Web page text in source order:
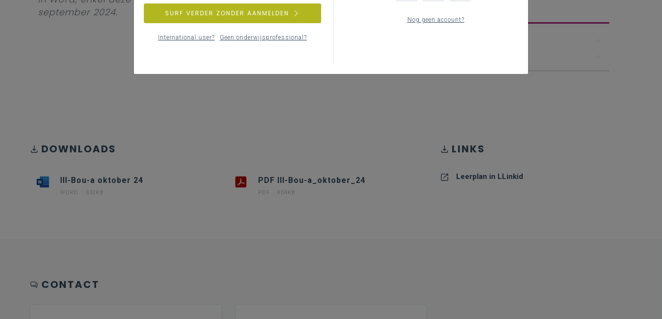
september 2024.
DOWNLOADS
III-Bou-a oktober 24
WORD 332KB
PDF III-Bou-a_oktober_24
PDF 804KB
LINKS
Leerplan in LLinkid
CONTACT
Nog geen account?
SURF VERDER ZONDER AANMELDEN
International user? Geen onderwijsprofessional?